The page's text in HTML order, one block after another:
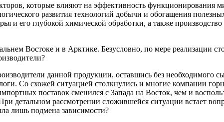
которые влияют на эффективность функционирования
развития технологий добычи и обогащения
и его глубокой химической обработки, а также
Востоке и в Арктике. Безусловно, по мере реализации
данной продукции, оставшись без необходимого
Со схожей ситуацией столкнулись и многие компании
поставок сменился с Запада на Восток, чем и
детальном рассмотрении сложившейся ситуации встает
лишь подмена зависимости?